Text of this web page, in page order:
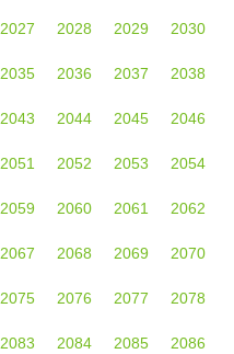
2027 2028 2029 2030
2035 2036 2037 2038
2043 2044 2045 2046
2051 2052 2053 2054
2059 2060 2061 2062
2067 2068 2069 2070
2075 2076 2077 2078
2083 2084 2085 2086